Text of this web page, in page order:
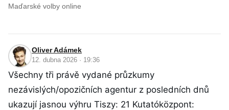
Maďarské volby online
Oliver Adámek
12. dubna 2026 · 19:36
Všechny tři právě vydané průzkumy
nezávislých/opozičních agentur z posledních dnů
ukazují jasnou výhru Tiszy: 21 Kutatóközpont: